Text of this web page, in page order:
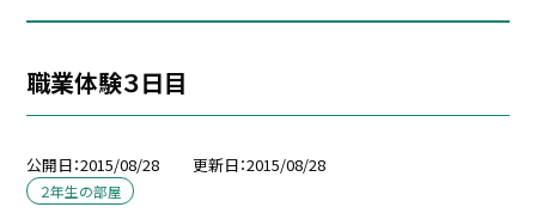
職業体験３日目
公開日 2015/08/28 更新日 2015/08/28
２年生の部屋